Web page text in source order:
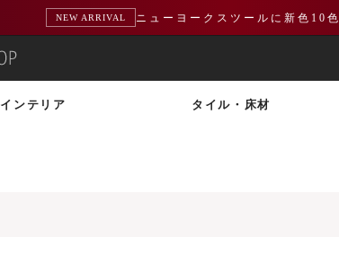
NEW ARRIVAL ニューヨークスツールに新色10
インテリア タイル・床材